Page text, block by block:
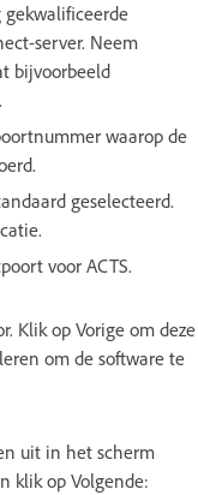
gekwalificeerde
server. Neem
bijvoorbeeld
waarop de
geselecteerd.
voor ACTS.
Klik op Vorige om deze
om de software te
uit in het scherm
klik op Volgende: